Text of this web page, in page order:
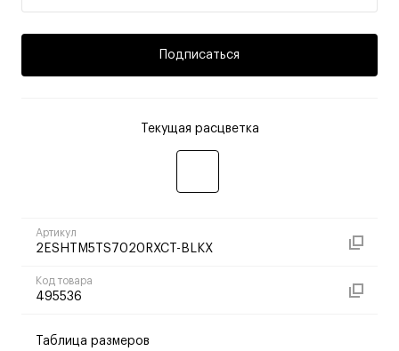
Подписаться
Текущая расцветка
Артикул
2ESHTM5TS7020RXCT-BLKX
Код товара
495536
Таблица размеров